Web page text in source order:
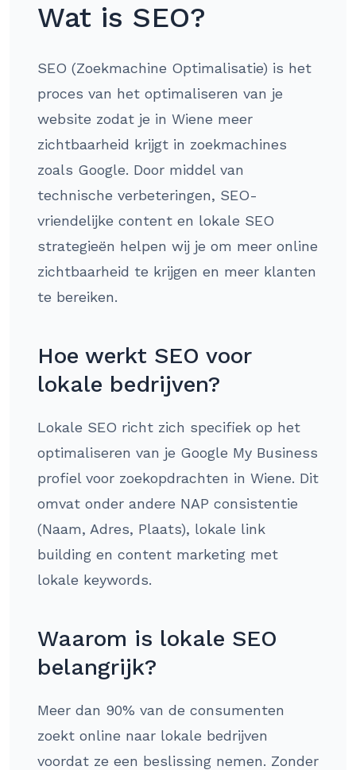
Wat is SEO?
SEO (Zoekmachine Optimalisatie) is het
proces van het optimaliseren van je
website zodat je in Wiene meer
zichtbaarheid krijgt in zoekmachines
zoals Google. Door middel van
technische verbeteringen, SEO-
vriendelijke content en lokale SEO
strategieën helpen wij je om meer online
zichtbaarheid te krijgen en meer klanten
te bereiken.
Hoe werkt SEO voor
lokale bedrijven?
Lokale SEO richt zich specifiek op het
optimaliseren van je Google My Business
profiel voor zoekopdrachten in Wiene. Dit
omvat onder andere NAP consistentie
(Naam, Adres, Plaats), lokale link
building en content marketing met
lokale keywords.
Waarom is lokale SEO
belangrijk?
Meer dan 90% van de consumenten
zoekt online naar lokale bedrijven
voordat ze een beslissing nemen. Zonder